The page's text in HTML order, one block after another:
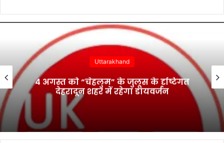
Dehradun
SIR : सहसपुर, डोईवाला, विकासनगर और
मसूरी विधानसभा पर विशेष फोकस के निर्देश